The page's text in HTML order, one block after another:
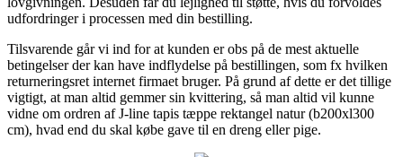
udfordringer i processen med din bestilling.
Tilsvarende går vi ind for at kunden er obs på de mest aktuelle
betingelser der kan have indflydelse på bestillingen, som fx hvilken
returneringsret internet firmaet bruger. På grund af dette er det tillige
vigtigt, at man altid gemmer sin kvittering, så man altid vil kunne
vidne om ordren af J-line tapis tæppe rektangel natur (b200xl300
cm), hvad end du skal købe gave til en dreng eller pige.